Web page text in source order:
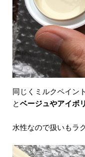
同じくミルクペイン
とベージュやアイボ
水性なので扱いもラク